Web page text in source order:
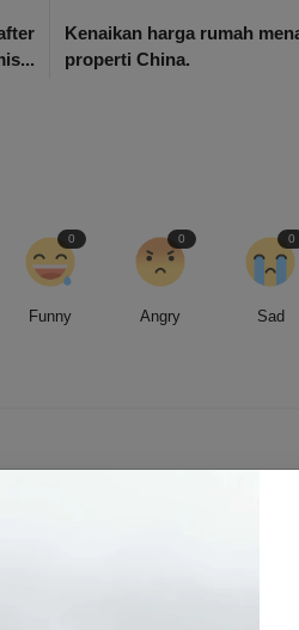
Kenaikan harga rumah
properti China.
Funny
0
Angry
0
Sad
0
by an insatiable curiosity and an
pursuit of stories, I strive to
readers.